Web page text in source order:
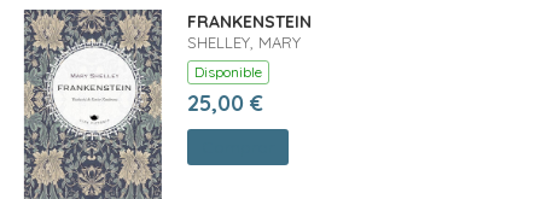
FRANKENSTEIN
SHELLEY, MARY
Disponible
25,00 €